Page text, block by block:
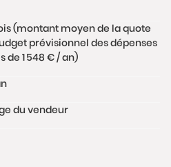
(montant moyen de la quote
prévisionnel des dépenses
de 1 548 € / an)
du vendeur